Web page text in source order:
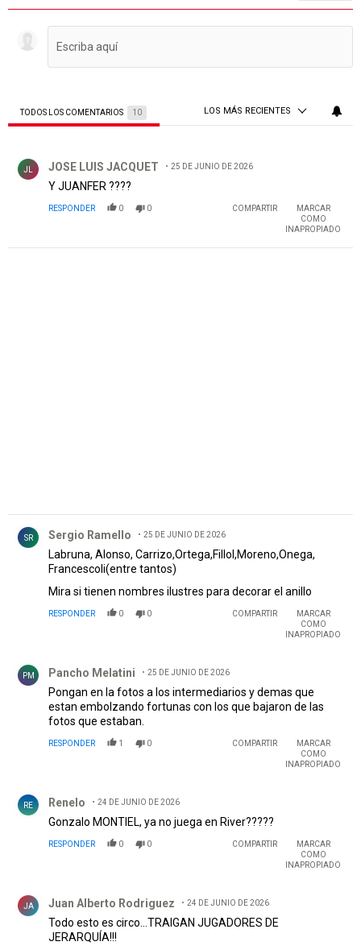
TODOS LOS COMENTARIOS 10 LOS MÁS RECIENTES
JL JOSE LUIS JACQUET 25 DE JUNIO DE 2026
Y JUANFER ????
RESPONDER 0 0 COMPARTIR
MARCAR
COMO
INAPROPIADO
SR Sergio Ramello 25 DE JUNIO DE 2026
Labruna, Alonso, Carrizo,Ortega,Fillol,Moreno,Onega,
Francescoli(entre tantos)
Mira si tienen nombres ilustres para decorar el anillo
RESPONDER 0 0 COMPARTIR
MARCAR
COMO
INAPROPIADO
PM Pancho Melatini 25 DE JUNIO DE 2026
Pongan en la fotos a los intermediarios y demas que
estan embolzando fortunas con los que bajaron de las
fotos que estaban.
RESPONDER 1 0 COMPARTIR
MARCAR
COMO
INAPROPIADO
RE Renelo 24 DE JUNIO DE 2026
Gonzalo MONTIEL, ya no juega en River?????
RESPONDER 0 0 COMPARTIR
MARCAR
COMO
INAPROPIADO
JA Juan Alberto Rodriguez 24 DE JUNIO DE 2026
Todo esto es circo…TRAIGAN JUGADORES DE
JERARQUÍA!!!